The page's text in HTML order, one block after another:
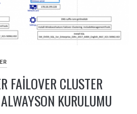
FAILOVER CLUSTER
KURULUMU